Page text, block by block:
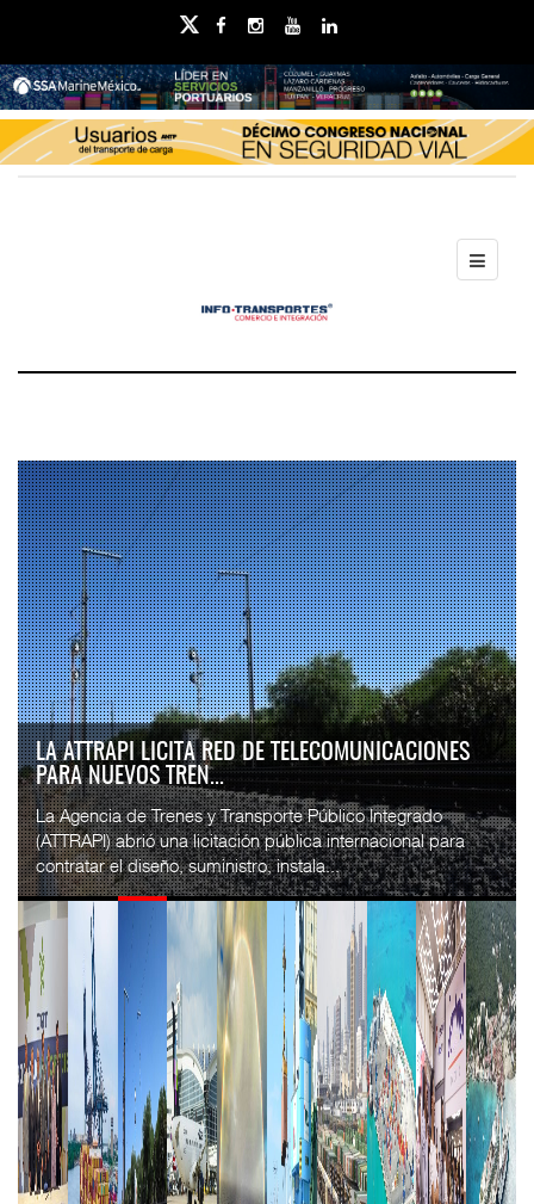
IT-ANÁLISIS: VOLARIS ABRIRÁ RUTA ENTRE
WASHINGTON DULLES Y G...
⮕ IA y automatización redefinen operación aeroportuaria
⮕ Bombardier exhibe Challenger 3500 en LABACE 2026
Volaris anunció una nueva ru...